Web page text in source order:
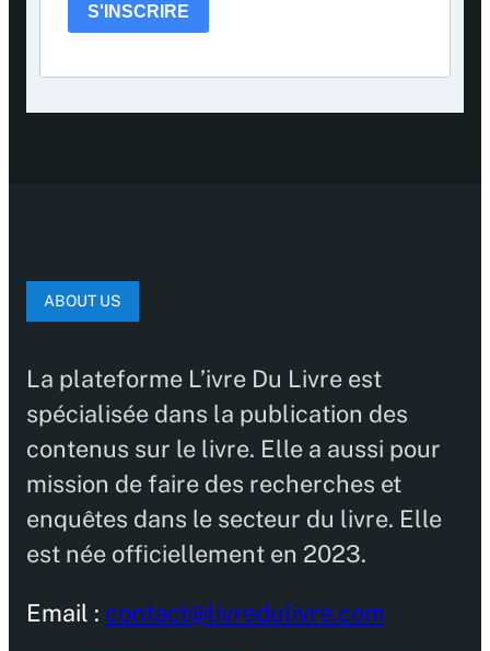
S'INSCRIRE
ABOUT US
La plateforme L’ivre Du Livre est
spécialisée dans la publication des
contenus sur le livre. Elle a aussi pour
mission de faire des recherches et
enquêtes dans le secteur du livre. Elle
est née officiellement en 2023.
Email : contact@livredulivre.com